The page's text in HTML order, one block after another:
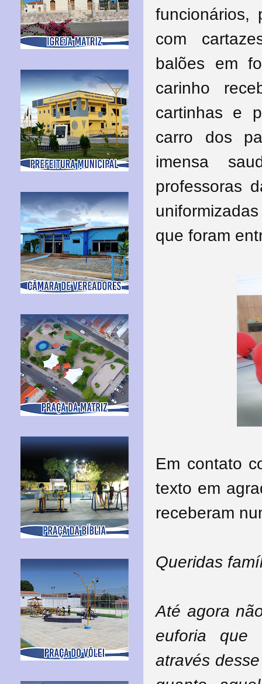
funcionários,
com
balões em
carinho
cartinhas e
carro dos
imensa
professoras
que foram
Em contato
texto em
receberam
Queridas
Até agora
euforia que
através